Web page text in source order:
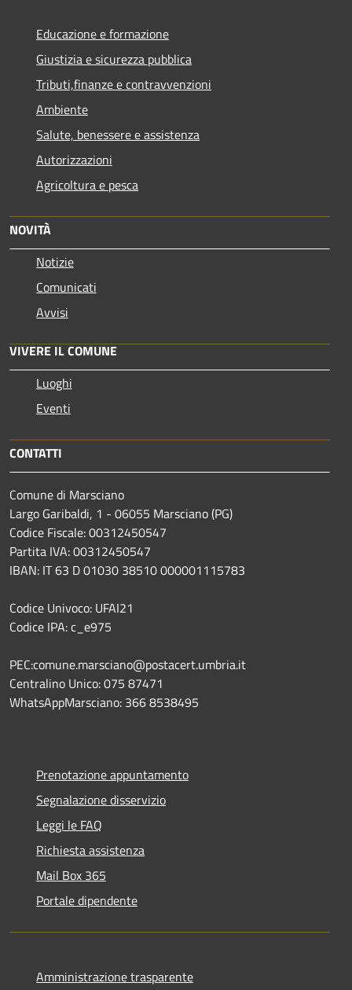
Educazione e formazione
Giustizia e sicurezza pubblica
Tributi,finanze e contravvenzioni
Ambiente
Salute, benessere e assistenza
Autorizzazioni
Agricoltura e pesca
NOVITÀ
Notizie
Comunicati
Avvisi
VIVERE IL COMUNE
Luoghi
Eventi
CONTATTI
Comune di Marsciano
Largo Garibaldi, 1 - 06055 Marsciano (PG)
Codice Fiscale: 00312450547
Partita IVA: 00312450547
IBAN: IT 63 D 01030 38510 000001115783
Codice Univoco: UFAI21
Codice IPA: c_e975
PEC:comune.marsciano@postacert.umbria.it
Centralino Unico: 075 87471
WhatsAppMarsciano: 366 8538495
Prenotazione appuntamento
Segnalazione disservizio
Leggi le FAQ
Richiesta assistenza
Mail Box 365
Portale dipendente
Amministrazione trasparente